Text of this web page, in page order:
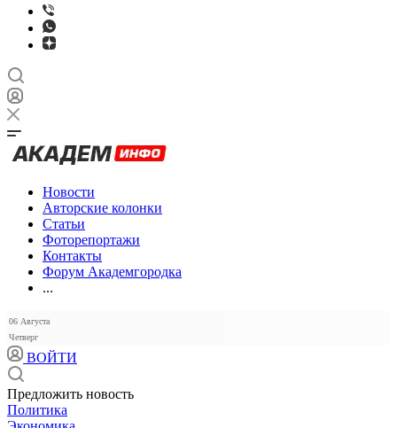
Новости
Авторские колонки
Статьи
Фоторепортажи
Контакты
Форум Академгородка
...
06 Августа
Четверг
ВОЙТИ
Предложить новость
Политика